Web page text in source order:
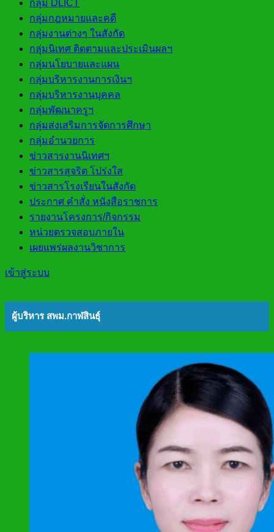
กลุ่ม DLICT
กลุ่มกฎหมายและคดี
กลุ่มงานต่างๆ ในสังกัด
กลุ่มนิเทศ ติดตามและประเมินผลฯ
กลุ่มนโยบายและแผน
กลุ่มบริหารงานการเงินฯ
กลุ่มบริหารงานบุคคล
กลุ่มพัฒนาครูฯ
กลุ่มส่งเสริมการจัดการศึกษา
กลุ่มอำนวยการ
ข่าวสารงานนิเทศฯ
ข่าวสารสุจริต โปร่งใส
ข่าวสารโรงเรียนในสังกัด
ประกาศ คำสั่ง หนังสือราชการ
รายงานโครงการ/กิจกรรม
หน่วยตรวจสอบภายใน
เผยแพร่ผลงานวิชาการ
เข้าสู่ระบบ
ผู้บริหาร สพม.กาฬสินธุ์